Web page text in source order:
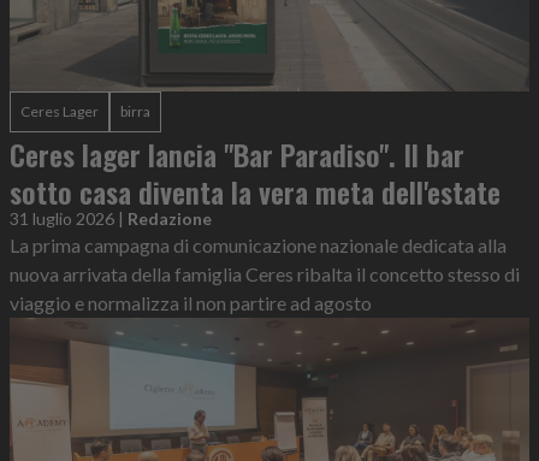
Ceres Lager birra
Ceres lager lancia "Bar Paradiso". Il bar
sotto casa diventa la vera meta dell'estate
31 luglio 2026 | Redazione
La prima campagna di comunicazione nazionale dedicata alla
nuova arrivata della famiglia Ceres ribalta il concetto stesso di
viaggio e normalizza il non partire ad agosto